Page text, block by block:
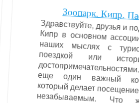
Зоопарк. Кипр.
Здравствуйте, друзья и
Кипр в основном
наших мыслях с
поездкой или
еще один важный
который делает
незабываемым.
спросите вы? А, ответ
никогда, скажу я вам.
изумительной природе
С растительным миром